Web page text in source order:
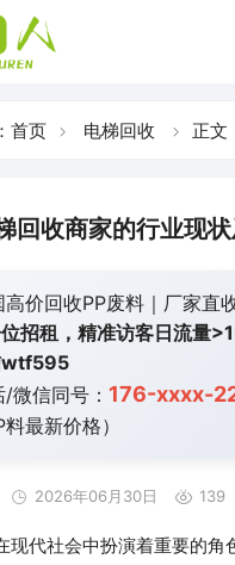
首页 电梯回收 正文
回收商家的行业现
价回收PP废料｜厂家直
招租，精准访客日流量
wtf595
微信同号： 176-xxxx-
料最新价格）
2026年06月30日 139
现代社会中扮演着重要的角